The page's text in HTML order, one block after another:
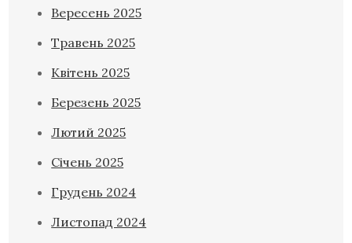
Вересень 2025
Травень 2025
Квітень 2025
Березень 2025
Лютий 2025
Січень 2025
Грудень 2024
Листопад 2024